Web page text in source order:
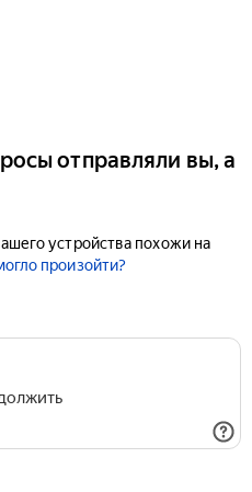
отправляли вы, а
устройства похожи на
произойти?